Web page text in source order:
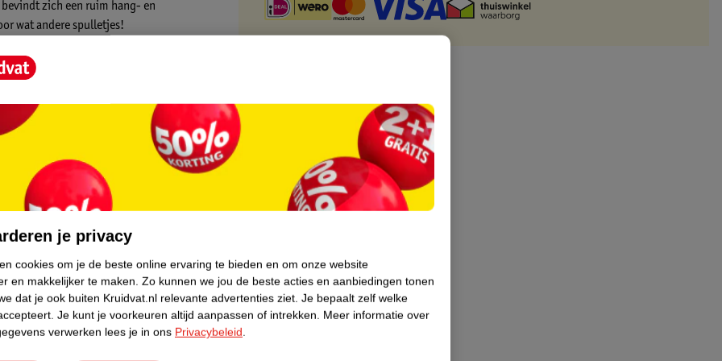
zich een ruim hang- en
wat andere spulletjes!
voldoende opbergruimte hebt.
Een complete set waarmee je een
complete babykamer
je privacy
cookies om je de beste online ervaring te bieden en om onze website
en makkelijker te maken. Zo kunnen we jou de beste acties en aanbiedingen tonen
dat je ook buiten Kruidvat.nl relevante advertenties ziet. Je bepaalt zelf welke
Je kunt je voorkeuren altijd aanpassen of intrekken. Meer informatie over
verwerken lees je in ons Privacybeleid.